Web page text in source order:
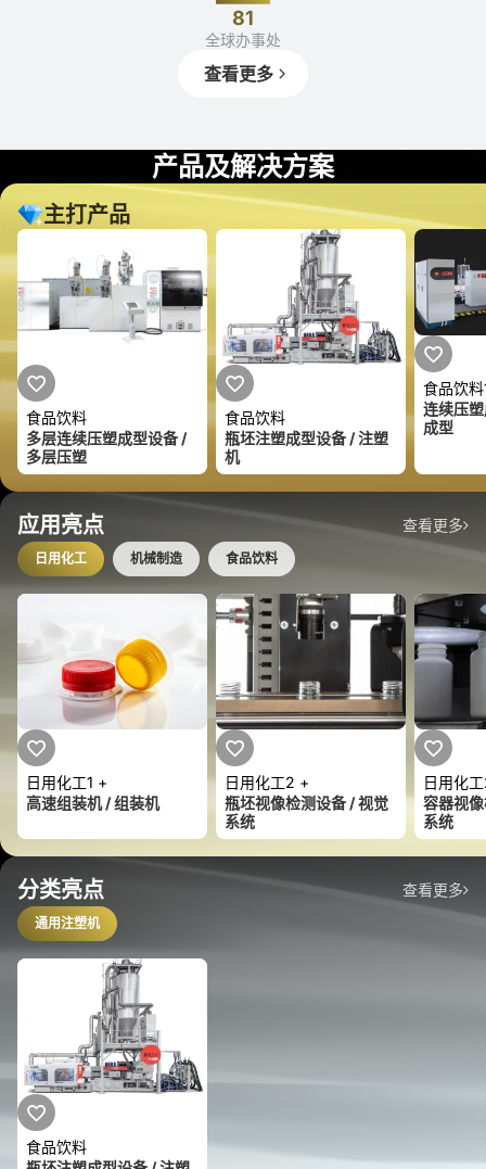
81
全球办事处
查看更多
产品及解决方案
主打产品
食品饮料
多层连续压塑成型设备 /
多层压塑
食品饮料
瓶坯注塑成型设备 / 注塑
机
食品饮料
连续压
成型
应用亮点 查看更多
日用化工 机械制造 食品饮料
日用化工1 +
高速组装机 / 组装机
日用化工2 +
瓶坯视像检测设备 / 视觉
系统
日用化工
容器视
系统
分类亮点 查看更多
通用注塑机
食品饮料